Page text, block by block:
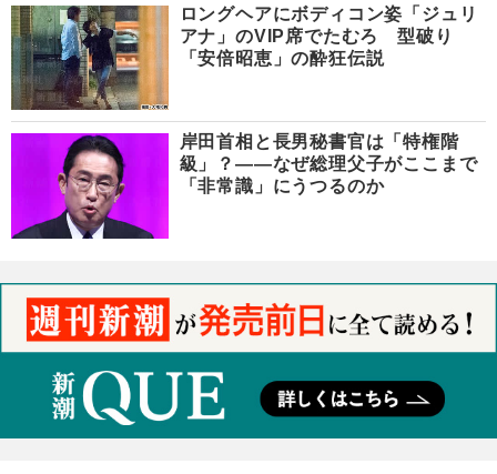
ロングヘアにボディコン姿「ジュリ
アナ」のVIP席でたむろ 型破り
「安倍昭恵」の酔狂伝説
岸田首相と長男秘書官は「特権階
級」？――なぜ総理父子がここまで
「非常識」にうつるのか